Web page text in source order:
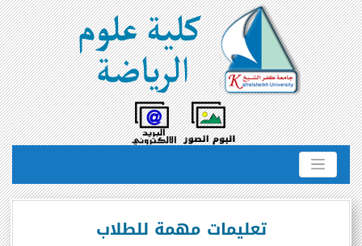
تعليمات مهمة للطلاب